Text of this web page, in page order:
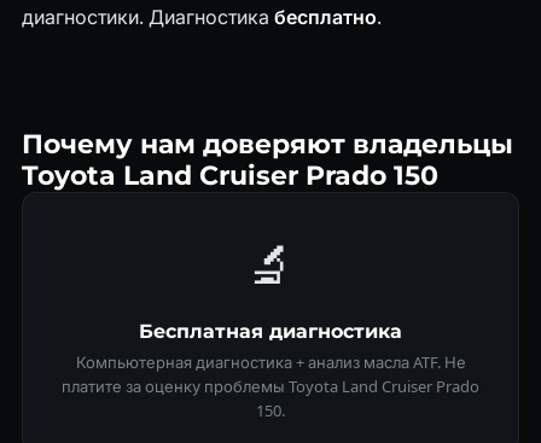
диагностики. Диагностика бесплатно.
Почему нам доверяют владельцы
Toyota Land Cruiser Prado 150
🔬
Бесплатная диагностика
Компьютерная диагностика + анализ масла ATF. Не
платите за оценку проблемы Toyota Land Cruiser Prado
150.